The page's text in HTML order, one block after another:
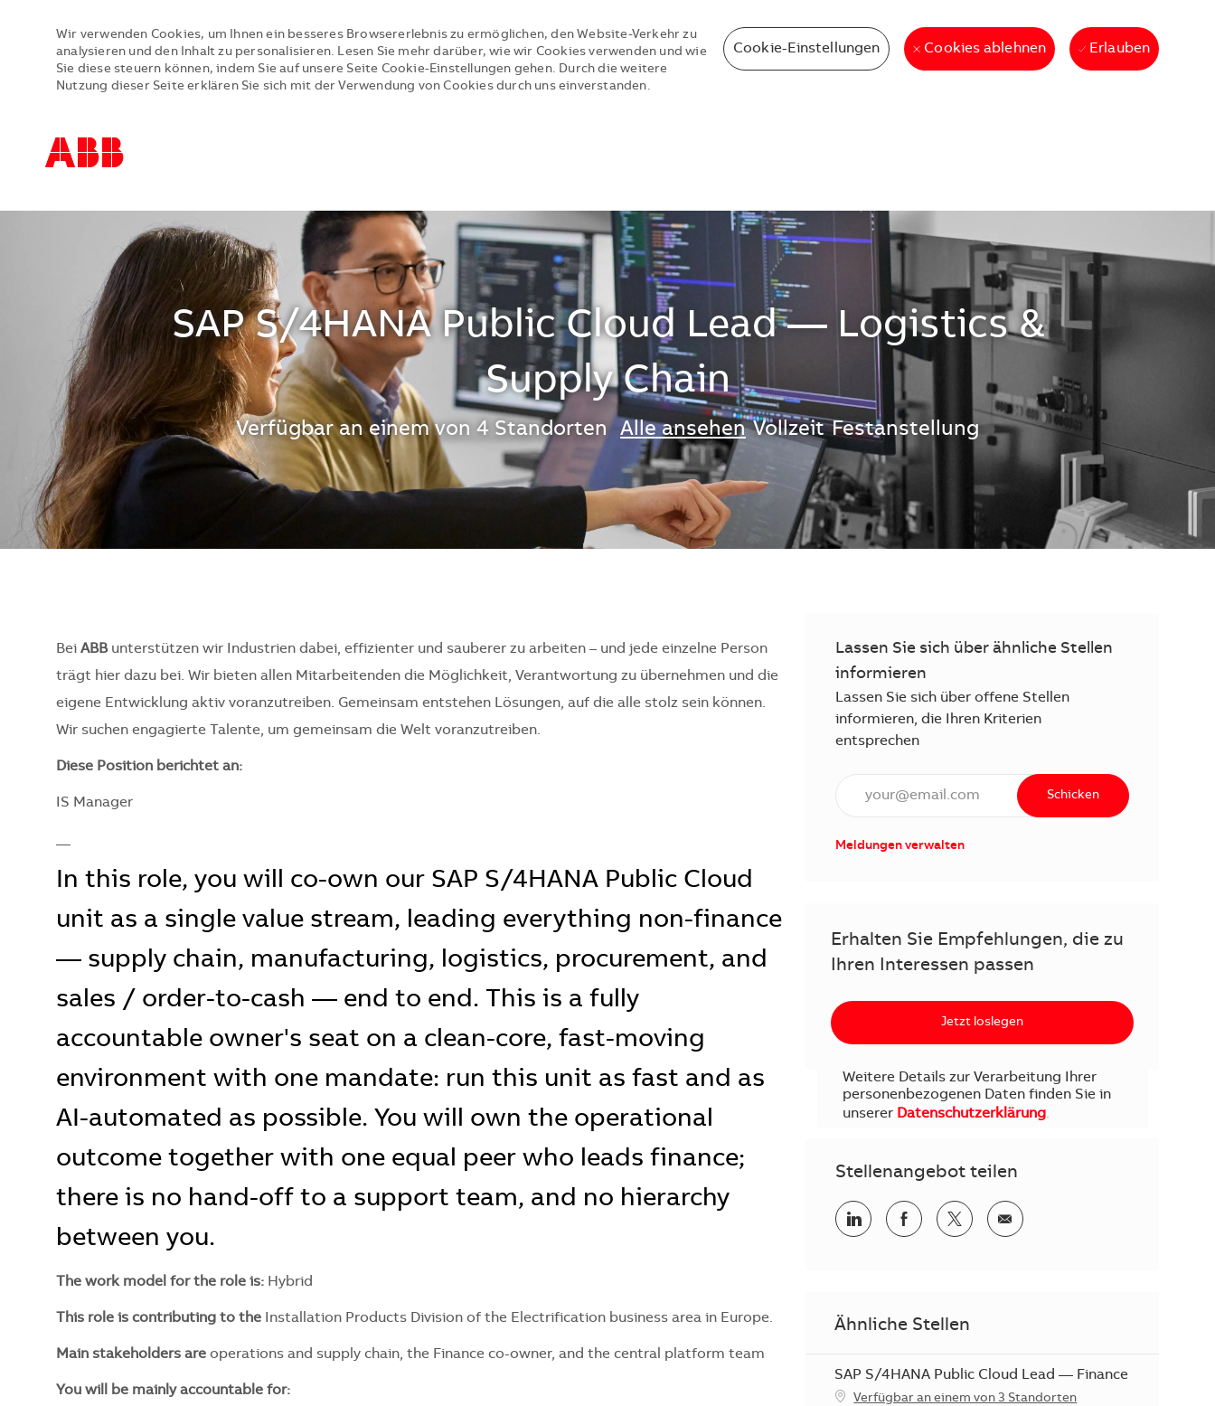
Wir verwenden Cookies, um Ihnen ein besseres Browsererlebnis zu ermöglichen, den Website-Verkehr zu
analysieren und den Inhalt zu personalisieren. Lesen Sie mehr darüber, wie wir Cookies verwenden und wie
Sie diese steuern können, indem Sie auf unsere Seite Cookie-Einstellungen gehen. Durch die weitere
Nutzung dieser Seite erklären Sie sich mit der Verwendung von Cookies durch uns einverstanden.
Cookie-Einstellungen Cookies ablehnen Erlauben
SAP S/4HANA Public Cloud Lead — Logistics &
Supply Chain
Verfügbar an einem von 4 Standorten Alle ansehen Vollzeit Festanstellung
Bei ABBunterstützen wir Industrien dabei, effizienter und sauberer zu arbeiten – und jede einzelne Person
trägt hier dazu bei. Wir bieten allen Mitarbeitenden die Möglichkeit, Verantwortung zu übernehmen und die
eigene Entwicklung aktiv voranzutreiben. Gemeinsam entstehen Lösungen, auf die alle stolz sein können.
Wir suchen engagierte Talente, um gemeinsam die Welt voranzutreiben.
Diese Position berichtet an:
IS Manager
In this role, you will co-own our SAP S/4HANA Public Cloud
unit as a single value stream, leading everything non-finance
— supply chain, manufacturing, logistics, procurement, and
sales / order-to-cash — end to end. This is a fully
accountable owner's seat on a clean-core, fast-moving
environment with one mandate: run this unit as fast and as
AI-automated as possible. You will own the operational
outcome together with one equal peer who leads finance;
there is no hand-off to a support team, and no hierarchy
between you.
The work model for the role is: Hybrid
This role is contributing to the Installation Products Division of the Electrification business area in Europe.
Main stakeholders are operations and supply chain, the Finance co-owner, and the central platform team
You will be mainly accountable for:
Lassen Sie sich über ähnliche Stellen
informieren
Lassen Sie sich über offene Stellen
informieren, die Ihren Kriterien
entsprechen
E-Mail Adresse eingeben (erforderlich)
Schicken
Meldungen verwalten
Erhalten Sie Empfehlungen, die zu
Ihren Interessen passen
Jetzt loslegen
Weitere Details zur Verarbeitung Ihrer
personenbezogenen Daten finden Sie in
unserer Datenschutzerklärung.
Stellenangebot teilen
Teilen via LinkedInTeilen via Facebook
Teilen via Twitter
Teilen via E-Mail
Ähnliche Stellen
SAP S/4HANA Public Cloud Lead — Finance
Verfügbar an einem von 3 Standorten